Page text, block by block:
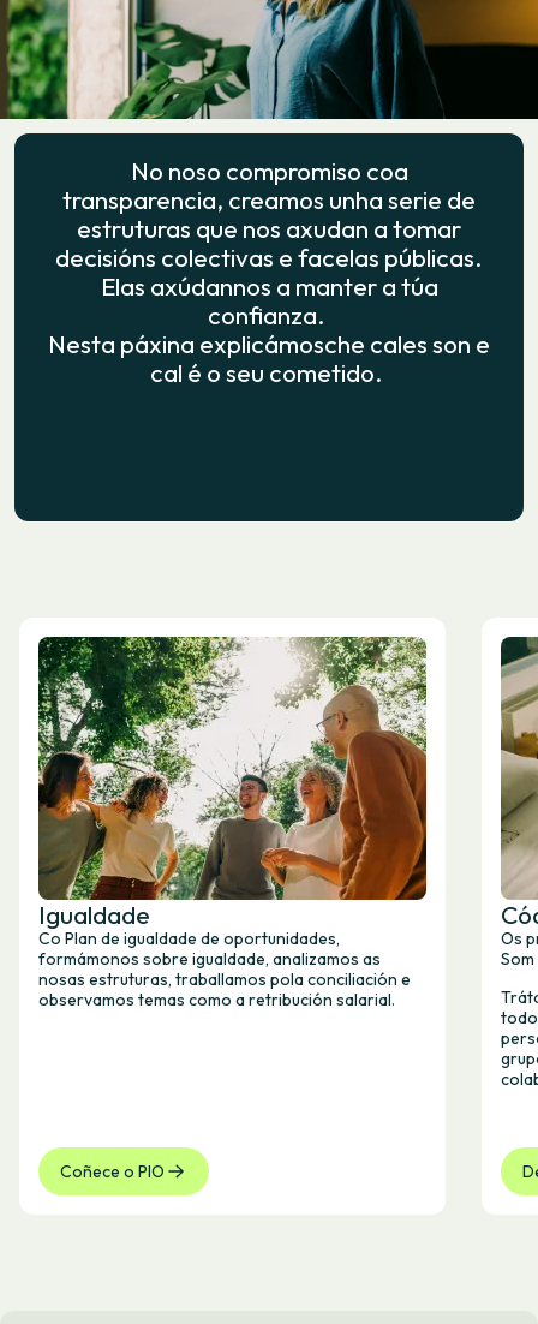
No noso compromiso coa
transparencia, creamos unha serie de
estruturas que nos axudan a tomar
decisións colectivas e facelas públicas.
Elas axúdannos a manter a túa
confianza.
Nesta páxina explicámosche cales son e
cal é o seu cometido.
Igualdade
Co Plan de igualdade de oportunidades,
formámonos sobre igualdade, analizamos as
nosas estruturas, traballamos pola conciliación e
observamos temas como a retribución salarial.
Coñece o PIO
Os